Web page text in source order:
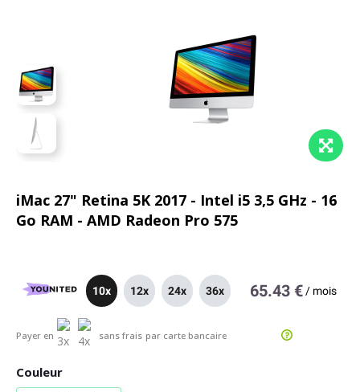
iMac 27" Retina 5K 2017 - Intel i5 3,5 GHz - 16
Go RAM - AMD Radeon Pro 575
10x 12x 24x 36x 65.43 € / mois
Payer en sans frais par carte bancaire
Couleur